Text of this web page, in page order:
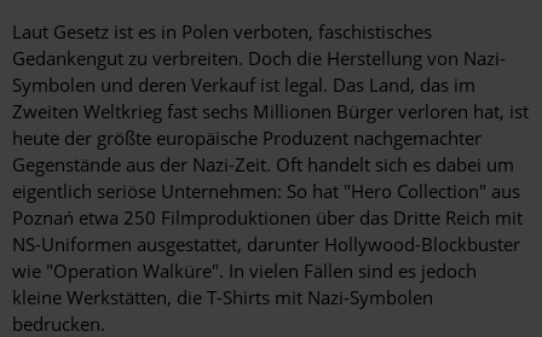
Laut Gesetz ist es in Polen verboten, faschistisches
Gedankengut zu verbreiten. Doch die Herstellung von Nazi-
Symbolen und deren Verkauf ist legal. Das Land, das im
Zweiten Weltkrieg fast sechs Millionen Bürger verloren hat, ist
heute der größte europäische Produzent nachgemachter
Gegenstände aus der Nazi-Zeit. Oft handelt sich es dabei um
eigentlich seriöse Unternehmen: So hat "Hero Collection" aus
Poznań etwa 250 Filmproduktionen über das Dritte Reich mit
NS-Uniformen ausgestattet, darunter Hollywood-Blockbuster
wie "Operation Walküre". In vielen ­Fällen sind es jedoch
kleine Werkstätten, die T-Shirts mit Nazi-Symbolen
bedrucken.